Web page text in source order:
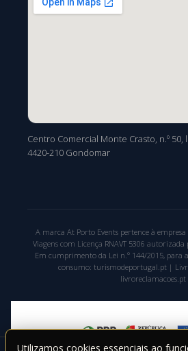
Centro Comercial Monte Crasto, n.º 50,
4420-210 Gondomar
A marca At Porto Events pertence à
Viagens com Licença RNAVT 5306
Em cumprimento da Lei n.º 144/2015, para
consumo: turismodeportugal.pt |
livroreclamacoes.pt
Utilizamos cookies essenciais ao